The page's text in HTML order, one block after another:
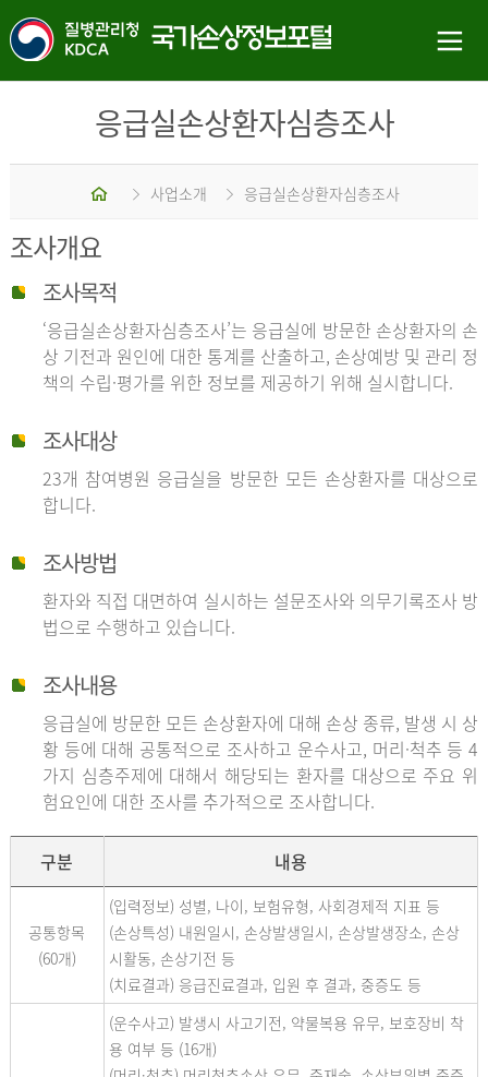
응급실손상환자심층조사
홈 사업소개 응급실손상환자심층조사
조사개요
조사목적
‘응급실손상환자심층조사’는 응급실에 방문한 손상환자의 손
상 기전과 원인에 대한 통계를 산출하고, 손상예방 및 관리 정
책의 수립·평가를 위한 정보를 제공하기 위해 실시합니다.
조사대상
23개 참여병원 응급실을 방문한 모든 손상환자를 대상으로
합니다.
조사방법
환자와 직접 대면하여 실시하는 설문조사와 의무기록조사 방
법으로 수행하고 있습니다.
조사내용
응급실에 방문한 모든 손상환자에 대해 손상 종류, 발생 시 상
황 등에 대해 공통적으로 조사하고 운수사고, 머리·척추 등 4
가지 심층주제에 대해서 해당되는 환자를 대상으로 주요 위
험요인에 대한 조사를 추가적으로 조사합니다.
구분 내용
공통항목
(60개)
(입력정보) 성별, 나이, 보험유형, 사회경제적 지표 등
(손상특성) 내원일시, 손상발생일시, 손상발생장소, 손상
시활동, 손상기전 등
(치료결과) 응급진료결과, 입원 후 결과, 중증도 등
(운수사고) 발생시 사고기전, 약물복용 유무, 보호장비 착
용 여부 등 (16개)